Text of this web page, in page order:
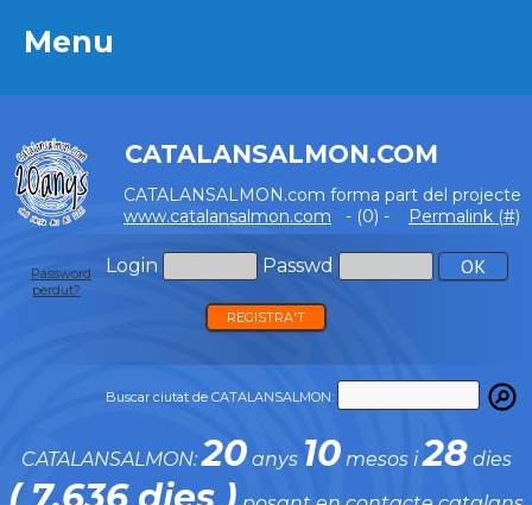
Menu
CATALANSALMON.COM
CATALANSALMON.com forma part del projecte
www.catalansalmon.com - (0) - Permalink (#)
Login Passwd
Password
perdut?
REGISTRA'T
Buscar ciutat de CATALANSALMON:
CATALANSALMON:20anys 10mesos i28 dies
Menu